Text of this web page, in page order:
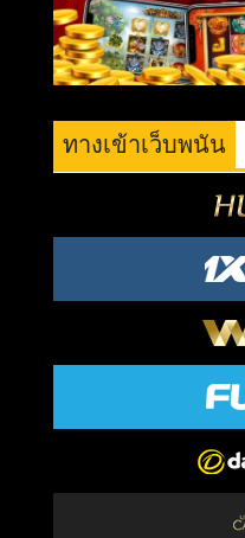
ระดับ
ความ
สัมพันธ์
กัมพูชา
ทางเข้าเว็บพนัน